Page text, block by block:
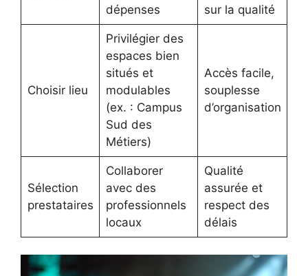
dépenses
sur la qualité
Choisir lieu
Privilégier des
espaces bien
situés et
modulables
(ex. : Campus
Sud des
Métiers)
Accès facile,
souplesse
d’organisation
Sélection
prestataires
Collaborer
avec des
professionnels
locaux
Qualité
assurée et
respect des
délais